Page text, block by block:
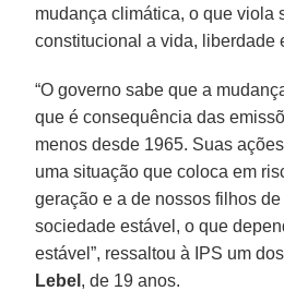
mudança climática, o que viola
constitucional a vida, liberdade
“O governo sabe que a
que é consequência das
menos desde 1965. Suas
uma situação que coloca em
geração e a de nossos filhos
sociedade estável, o que
estável”, ressaltou à IPS um
Lebel , de 19 anos.